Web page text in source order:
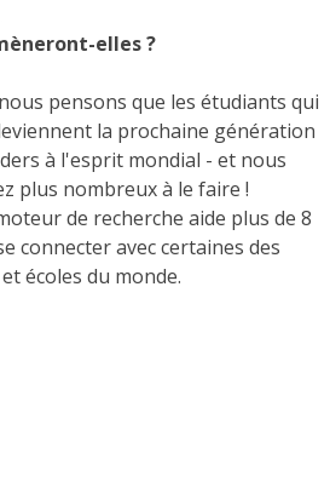
elles ?
pensons que les étudiants qui
la prochaine génération
à l'esprit mondial - et nous
plus nombreux à le faire !
de recherche aide plus de 8
connecter avec certaines des
écoles du monde.